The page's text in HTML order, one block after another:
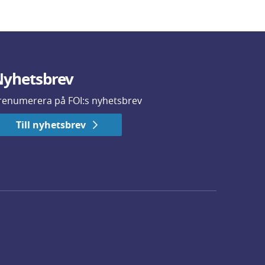
på FOI:s nyhetsbrev
Till nyhetsbrev